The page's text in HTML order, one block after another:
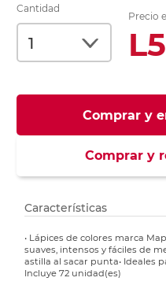
Cantidad
Precio
Comprar y
Comprar y
Características
• Lápices de colores marca
suaves, intensos y fáciles de
astilla al sacar punta• Ideales
Incluye 72 unidad(es)